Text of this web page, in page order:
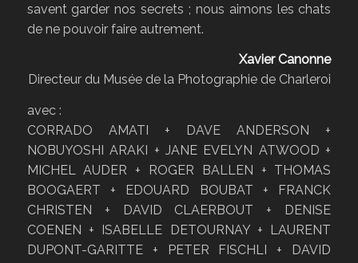
savent garder nos secrets ; nous aimons les chats
de ne pouvoir faire autrement.
Xavier Canonne
Directeur du Musée de la Photographie de Charleroi
avec :
CORRADO AMATI + DAVE ANDERSON +
NOBUYOSHI ARAKI + JANE EVELYN ATWOOD +
MICHEL AUDER + ROGER BALLEN + THOMAS
BOOGAERT + EDOUARD BOUBAT + FRANCK
CHRISTEN + DAVID CLAERBOUT + DENISE
COENEN + ISABELLE DETOURNAY + LAURENT
DUPONT-GARITTE + PETER FISCHLI + DAVID